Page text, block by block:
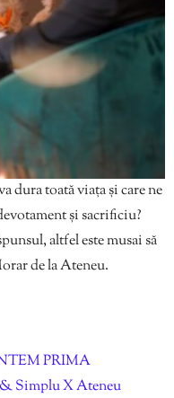
dura toată viața și care ne
și sacrificiu?
altfel este musai să
de la Ateneu.
PRIMA
Simplu X Ateneu